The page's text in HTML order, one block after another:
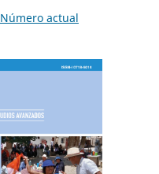
Número actual